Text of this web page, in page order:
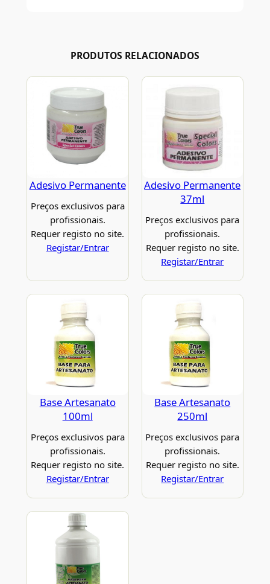
PRODUTOS RELACIONADOS
Adesivo Permanente
Preços exclusivos para
profissionais.
Requer registo no site.
Registar/Entrar
Adesivo Permanente
37ml
Preços exclusivos para
profissionais.
Requer registo no site.
Registar/Entrar
Base Artesanato
100ml
Preços exclusivos para
profissionais.
Requer registo no site.
Registar/Entrar
Base Artesanato
250ml
Preços exclusivos para
profissionais.
Requer registo no site.
Registar/Entrar